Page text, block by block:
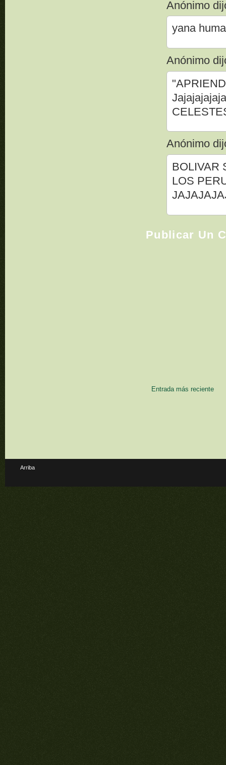
Anónimo
yana
Anónimo
Anónimo
BOLIVAR
LOS
Publicar Un
Entrada más reciente
Arriba